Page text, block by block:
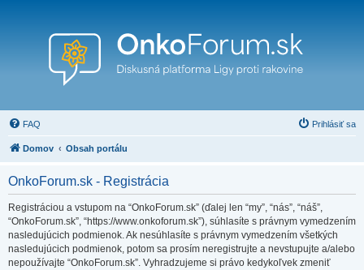
FAQ Prihlásiť sa
Domov Obsah portálu
OnkoForum.sk - Registrácia
Registráciou a vstupom na “OnkoForum.sk” (ďalej len “my”, “nás”, “náš”,
“OnkoForum.sk”, “https://www.onkoforum.sk”), súhlasíte s právnym vymedzením
nasledujúcich podmienok. Ak nesúhlasíte s právnym vymedzením všetkých
nasledujúcich podmienok, potom sa prosím neregistrujte a nevstupujte a/alebo
nepoužívajte “OnkoForum.sk”. Vyhradzujeme si právo kedykoľvek zmeniť